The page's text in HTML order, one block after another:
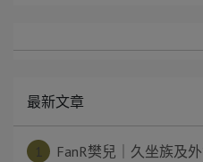
最新文章
FanR樊兒｜久坐族及